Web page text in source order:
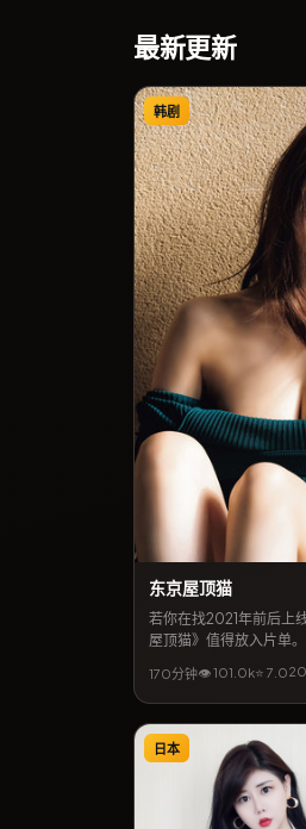
最新更新
韩剧
东京屋顶猫
若你在找2021年前后上
屋顶猫》值得放入片单
介层面，本片将都市缝
合，地区气质贴近韩国
同城影迷检索的长尾片
170分钟👁101.0k⭐ 7.0
日本